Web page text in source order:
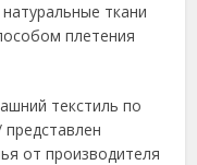
ткани
плетения
текстиль по
от производителя